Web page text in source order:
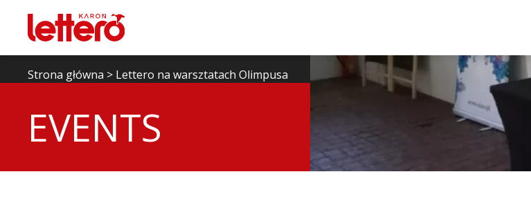
Strona główna > Lettero na warsztatach Olimpusa
EVENTS